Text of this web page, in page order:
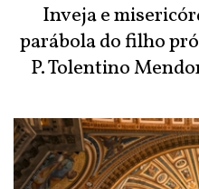
Inveja e
parábola do filho
P. Tolentino